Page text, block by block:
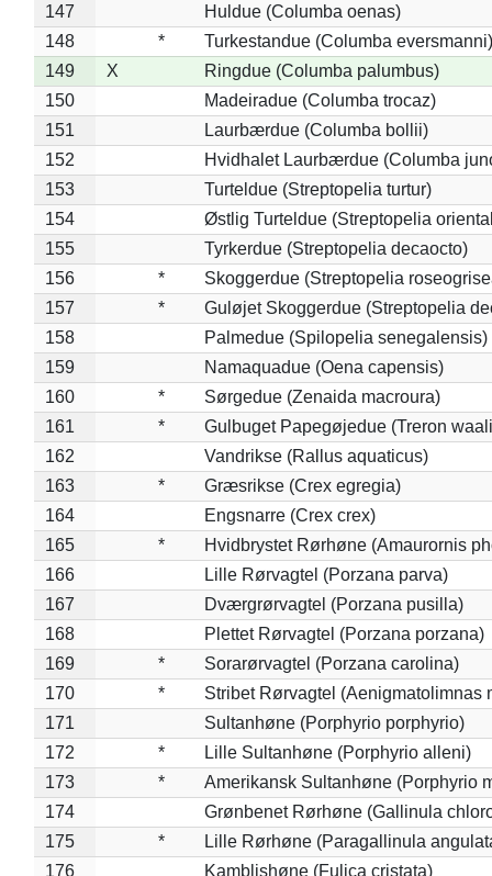
147
Huldue (Columba oenas)
148
*
Turkestandue (Columba eversmanni)
149
X
Ringdue (Columba palumbus)
150
Madeiradue (Columba trocaz)
151
Laurbærdue (Columba bollii)
152
Hvidhalet Laurbærdue (Columba
153
Turteldue (Streptopelia turtur)
154
Østlig Turteldue (Streptopelia
155
Tyrkerdue (Streptopelia decaocto)
156
*
Skoggerdue (Streptopelia
157
*
Guløjet Skoggerdue (Streptopelia
158
Palmedue (Spilopelia senegalensis)
159
Namaquadue (Oena capensis)
160
*
Sørgedue (Zenaida macroura)
161
*
Gulbuget Papegøjedue (Treron
162
Vandrikse (Rallus aquaticus)
163
*
Græsrikse (Crex egregia)
164
Engsnarre (Crex crex)
165
*
Hvidbrystet Rørhøne (Amaurornis
166
Lille Rørvagtel (Porzana parva)
167
Dværgrørvagtel (Porzana pusilla)
168
Plettet Rørvagtel (Porzana porzana)
169
*
Sorarørvagtel (Porzana carolina)
170
*
Stribet Rørvagtel (Aenigmatolimnas
171
Sultanhøne (Porphyrio porphyrio)
172
*
Lille Sultanhøne (Porphyrio alleni)
173
*
Amerikansk Sultanhøne (Porphyrio
174
Grønbenet Rørhøne (Gallinula
175
*
Lille Rørhøne (Paragallinula
176
Kamblishøne (Fulica cristata)